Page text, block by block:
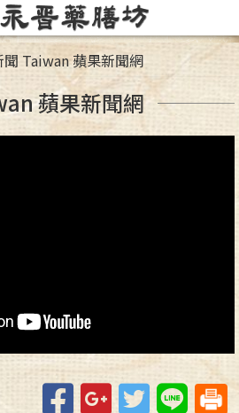
聞 Taiwan 蘋果新聞網
蘋果新聞網
FacebookGoogle+TwitterLine